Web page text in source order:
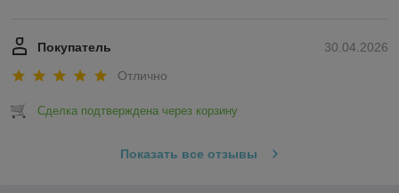
30.04.2026
Покупатель
Отлично
Сделка подтверждена через корзину
Показать все отзывы